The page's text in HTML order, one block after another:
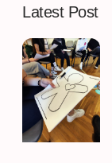
Latest Post